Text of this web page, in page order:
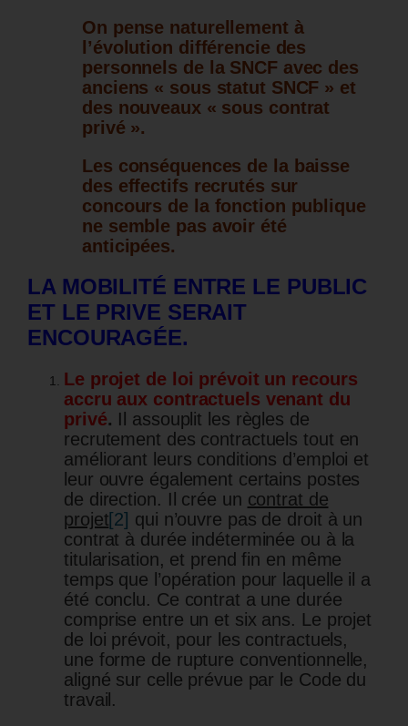
On pense naturellement à
l’évolution différencie des
personnels de la SNCF avec des
anciens « sous statut SNCF » et
des nouveaux « sous contrat
privé ».
Les conséquences de la baisse
des effectifs recrutés sur
concours de la fonction publique
ne semble pas avoir été
anticipées.
LA MOBILITÉ ENTRE LE PUBLIC
ET LE PRIVE SERAIT
ENCOURAGÉE.
Le projet de loi prévoit un recours
accru aux contractuels venant du
privé. Il assouplit les règles de
recrutement des contractuels tout en
améliorant leurs conditions d’emploi et
leur ouvre également certains postes
de direction. Il crée un contrat de
projet[2] qui n’ouvre pas de droit à un
contrat à durée indéterminée ou à la
titularisation, et prend fin en même
temps que l’opération pour laquelle il a
été conclu. Ce contrat a une durée
comprise entre un et six ans. Le projet
de loi prévoit, pour les contractuels,
une forme de rupture conventionnelle,
aligné sur celle prévue par le Code du
travail.